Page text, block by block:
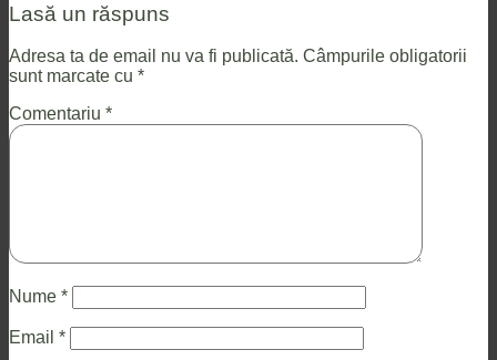
Lasă un răspuns
Adresa ta de email nu va fi publicată. Câmpurile obligatorii
sunt marcate cu *
Comentariu *
Nume *
Email *